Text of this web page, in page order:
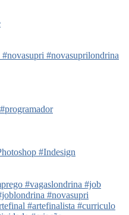
#novasuprilondrina
#Indesign
#vagaslondrina #job
#novasupri
#artefinalista #curriculo